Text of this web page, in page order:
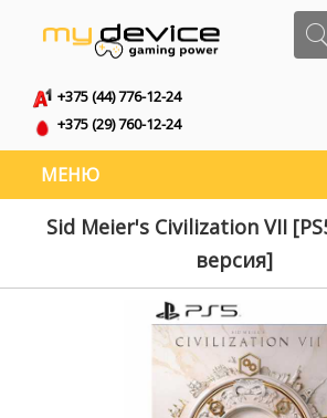
+375 (44) 776-12-24
+375 (29) 760-12-24
МЕНЮ
Sid Meier's Civilization VII
версия]